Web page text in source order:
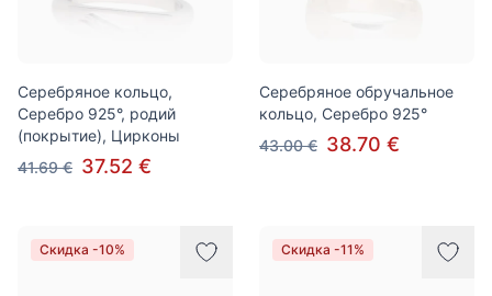
Серебряное кольцо,
Серебро 925°, родий
(покрытие), Цирконы
41.69 € 37.52 €
Серебряное обручальное
кольцо, Серебро 925°
43.00 € 38.70 €
Скидка -10% Скидка -11%